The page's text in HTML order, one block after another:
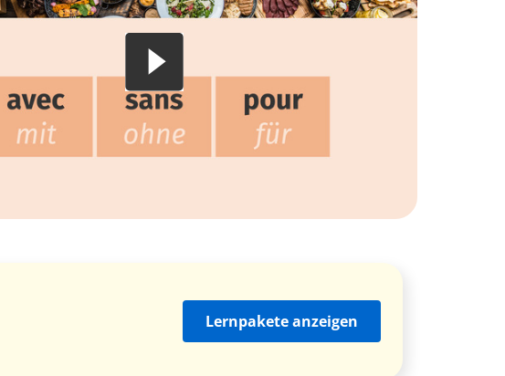
Lernpakete anzeigen